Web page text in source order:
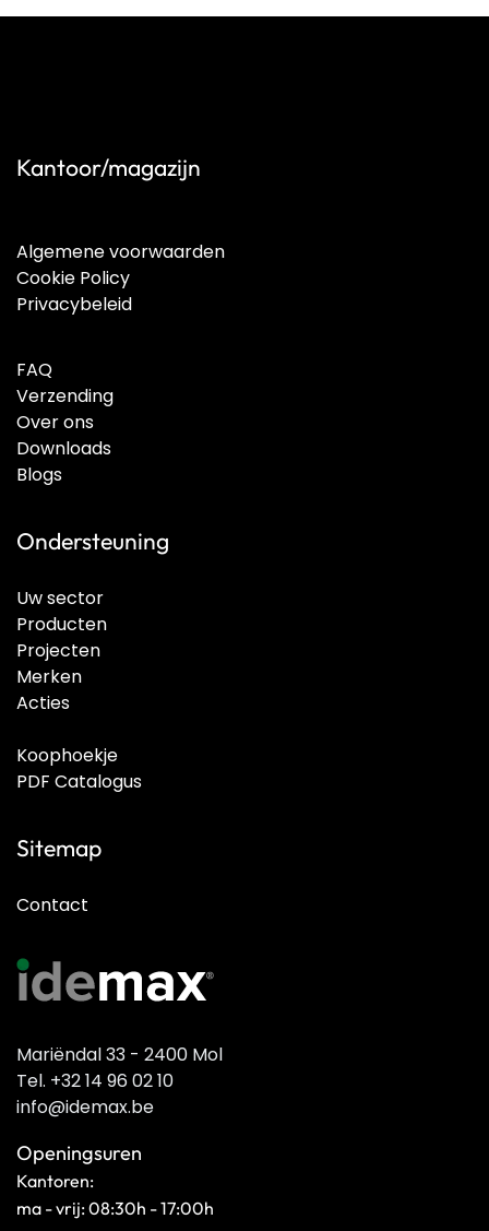
Kantoor/magazijn
Algemene voorwaarden
Cookie Policy
Privacybeleid
FAQ
Verzending
Over ons
Downloads
Blogs
Ondersteuning
Uw sector
Producten
Projecten
Merken
Acties
Koophoekje
PDF Catalogus
Sitemap
Contact
Mariëndal 33 - 2400 Mol
Tel. +32 14 96 02 10
info@idemax.be
Openingsuren
Kantoren:
ma - vrij: 08:30h - 17:00h